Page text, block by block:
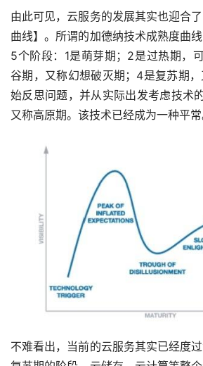
由此可见，云服务的发展其实也迎合
曲线】。所谓的加德纳技术成熟度曲
5个阶段：1是萌芽期；2是过热期，
谷期，又称幻想破灭期；4是复苏期
始反思问题，并从实际出发考虑技术
又称高原期。该技术已经成为一种平常
不难看出，当前的云服务其实已经度